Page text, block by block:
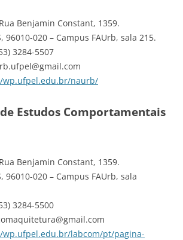
Rua Benjamin Constant, 1359.
96010-020 – Campus FAUrb, sala 215.
3284-5507
wp.ufpel.edu.br/naurb/
Estudos Comportamentais
Rua Benjamin Constant, 1359.
96010-020 – Campus FAUrb, sala
3284-5500
wp.ufpel.edu.br/labcom/pt/pagina-